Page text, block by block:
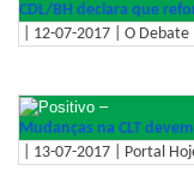
CDL/BH declara que
| 12-07-2017 | O
–
Mudanças na CLT
| 13-07-2017 | Portal